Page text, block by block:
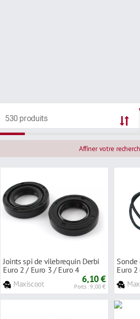
530 produits
Affiner votre
Joints spi de vilebrequin Derbi
Euro 2 / Euro 3 / Euro 4
Maxiscoot 6,10 €
Ports : 9,00 €
Sonde
Euro 2